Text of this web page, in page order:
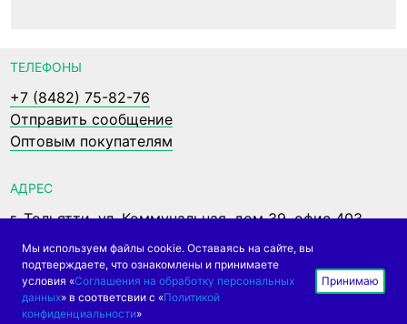
ТЕЛЕФОНЫ
+7 (8482) 75-82-76
Отправить сообщение
Оптовым покупателям
АДРЕС
г. Тольятти, ул. Коммунальная, дом 39, офис 403
© 2005 - 2026 АПС
Мы используем файлы cookie. Оставаясь на сайте, вы
подтверждаете, что ознакомлены и принимаете
условия «Соглашения на обработку персональных
данных» в соответсвии с «Политикой
конфиденциальности»
Принимаю